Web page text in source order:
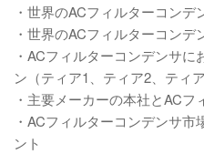
・世界のACフィルターコン
・世界のACフィルターコン
・ACフィルターコンデンサ
ン（ティア1、ティア2、ティア
・主要メーカーの本社とAC
・ACフィルターコンデンサ
ント